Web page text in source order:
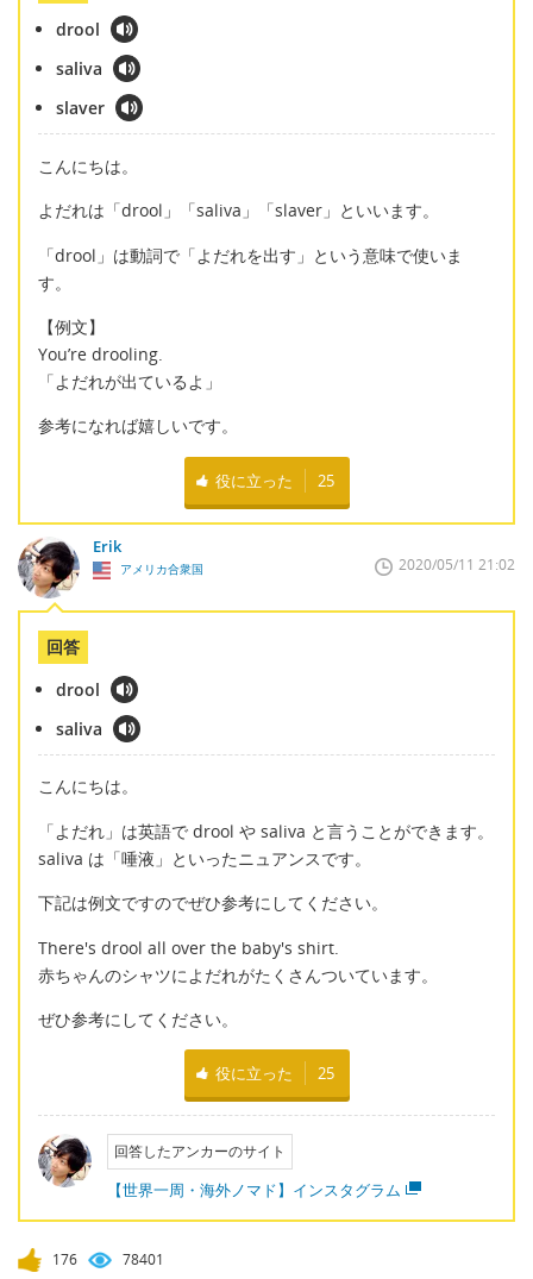
drool
saliva
slaver
こんにちは。
よだれは「drool」「saliva」「slaver」といいます。
「drool」は動詞で「よだれを出す」という意味で使いま
す。
【例文】
You’re drooling.
「よだれが出ているよ」
参考になれば嬉しいです。
役に立った 25
Erik
アメリカ合衆国 2020/05/11 21:02
回答
drool
saliva
こんにちは。
「よだれ」は英語で drool や saliva と言うことができます。
saliva は「唾液」といったニュアンスです。
下記は例文ですのでぜひ参考にしてください。
There's drool all over the baby's shirt.
赤ちゃんのシャツによだれがたくさんついています。
ぜひ参考にしてください。
役に立った 25
回答したアンカーのサイト
【世界一周・海外ノマド】インスタグラム
176 78401